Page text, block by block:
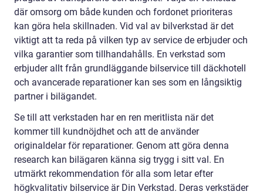
där omsorg om både kunden och fordonet prioriteras
kan göra hela skillnaden. Vid val av bilverkstad är det
viktigt att ta reda på vilken typ av service de erbjuder och
vilka garantier som tillhandahålls. En verkstad som
erbjuder allt från grundläggande bilservice till däckhotell
och avancerade reparationer kan ses som en långsiktig
partner i bilägandet.
Se till att verkstaden har en ren meritlista när det
kommer till kundnöjdhet och att de använder
originaldelar för reparationer. Genom att göra denna
research kan bilägaren känna sig trygg i sitt val. En
utmärkt rekommendation för alla som letar efter
högkvalitativ bilservice är Din Verkstad. Deras verkstäder